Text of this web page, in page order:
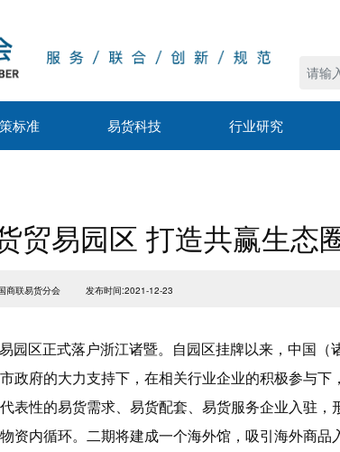
标准 易货科技 行业研究
贸易园区 打造共赢生态
商联易货分会 发布时间:2021-12-23
园区正式落户浙江诸暨。自园区挂牌以来，中国（
府的大力支持下，在相关行业企业的积极参与下
表性的易货需求、易货配套、易货服务企业入驻
资内循环。二期将建成一个海外馆，吸引海外商品